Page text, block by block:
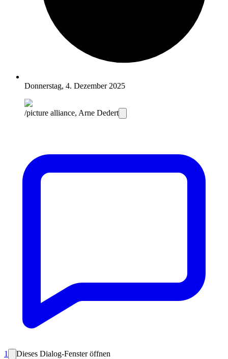
Donnerstag, 4. Dezember 2025
/picture alliance, Arne Dedert
1 Dieses Dialog-Fenster öffnen